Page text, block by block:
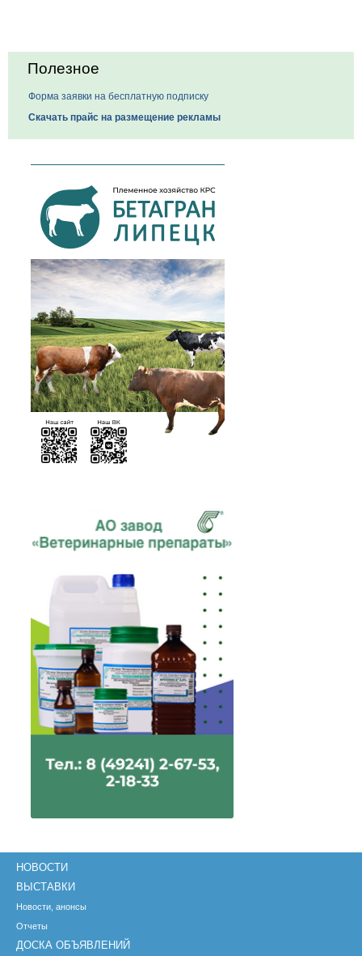
Полезное
Форма заявки на бесплатную подписку
Скачать прайс на размещение рекламы
НОВОСТИ
ВЫСТАВКИ
Новости, анонсы
Отчеты
ДОСКА ОБЪЯВЛЕНИЙ